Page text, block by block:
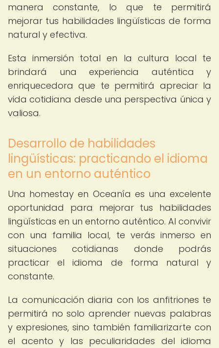
manera constante, lo que te permitirá
mejorar tus habilidades lingüísticas de forma
natural y efectiva.
Esta inmersión total en la cultura local te
brindará una experiencia auténtica y
enriquecedora que te permitirá apreciar la
vida cotidiana desde una perspectiva única y
valiosa.
Desarrollo de habilidades
lingüísticas: practicando el idioma
en un entorno auténtico
Una homestay en Oceanía es una excelente
oportunidad para mejorar tus habilidades
lingüísticas en un entorno auténtico. Al convivir
con una familia local, te verás inmerso en
situaciones cotidianas donde podrás
practicar el idioma de forma natural y
constante.
La comunicación diaria con los anfitriones te
permitirá no solo aprender nuevas palabras
y expresiones, sino también familiarizarte con
el acento y las peculiaridades del idioma